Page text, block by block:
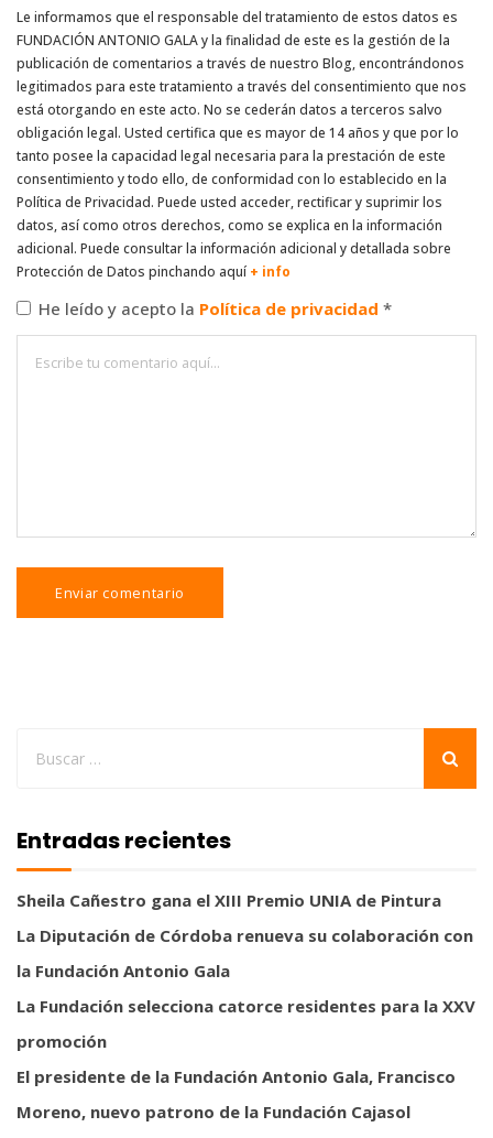
Le informamos que el responsable del tratamiento de estos datos es
FUNDACIÓN ANTONIO GALA y la finalidad de este es la gestión de la
publicación de comentarios a través de nuestro Blog, encontrándonos
legitimados para este tratamiento a través del consentimiento que nos
está otorgando en este acto. No se cederán datos a terceros salvo
obligación legal. Usted certifica que es mayor de 14 años y que por lo
tanto posee la capacidad legal necesaria para la prestación de este
consentimiento y todo ello, de conformidad con lo establecido en la
Política de Privacidad. Puede usted acceder, rectificar y suprimir los
datos, así como otros derechos, como se explica en la información
adicional. Puede consultar la información adicional y detallada sobre
Protección de Datos pinchando aquí + info
He leído y acepto la Política de privacidad *
Entradas recientes
Sheila Cañestro gana el XIII Premio UNIA de Pintura
La Diputación de Córdoba renueva su colaboración con
la Fundación Antonio Gala
La Fundación selecciona catorce residentes para la XXV
promoción
El presidente de la Fundación Antonio Gala, Francisco
Moreno, nuevo patrono de la Fundación Cajasol